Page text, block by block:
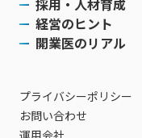
採用・人材育成
経営のヒント
開業医のリアル
プライバシーポリシー
お問い合わせ